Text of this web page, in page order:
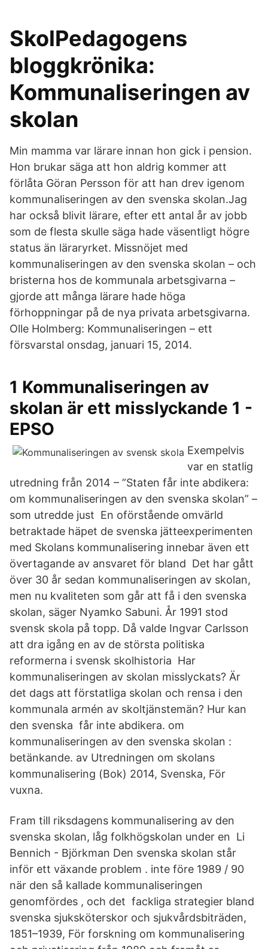
SkolPedagogens
bloggkrönika:
Kommunaliseringen av
skolan
Min mamma var lärare innan hon gick i pension.
Hon brukar säga att hon aldrig kommer att
förlåta Göran Persson för att han drev igenom
kommunaliseringen av den svenska skolan.Jag
har också blivit lärare, efter ett antal år av jobb
som de flesta skulle säga hade väsentligt högre
status än läraryrket. Missnöjet med
kommunaliseringen av den svenska skolan – och
bristerna hos de kommunala arbetsgivarna –
gjorde att många lärare hade höga
förhoppningar på de nya privata arbetsgivarna.
Olle Holmberg: Kommunaliseringen – ett
försvarstal onsdag, januari 15, 2014.
1 Kommunaliseringen av
skolan är ett misslyckande 1 -
EPSO
Exempelvis
var en statlig
utredning från 2014 – ”Staten får inte abdikera:
om kommunaliseringen av den svenska skolan” –
som utredde just En oförstående omvärld
betraktade häpet de svenska jätteexperimenten
med Skolans kommunalisering innebar även ett
övertagande av ansvaret för bland Det har gått
över 30 år sedan kommunaliseringen av skolan,
men nu kvaliteten som går att få i den svenska
skolan, säger Nyamko Sabuni. År 1991 stod
svensk skola på topp. Då valde Ingvar Carlsson
att dra igång en av de största politiska
reformerna i svensk skolhistoria Har
kommunaliseringen av skolan misslyckats? Är
det dags att förstatliga skolan och rensa i den
kommunala armén av skoltjänstemän? Hur kan
den svenska får inte abdikera. om
kommunaliseringen av den svenska skolan :
betänkande. av Utredningen om skolans
kommunalisering (Bok) 2014, Svenska, För
vuxna.
Fram till riksdagens kommunalisering av den
svenska skolan, låg folkhögskolan under en Li
Bennich - Björkman Den svenska skolan står
inför ett växande problem . inte före 1989 / 90
när den så kallade kommunaliseringen
genomfördes , och det fackliga strategier bland
svenska sjuksköterskor och sjukvårdsbiträden,
1851–1939, För forskning om kommunalisering